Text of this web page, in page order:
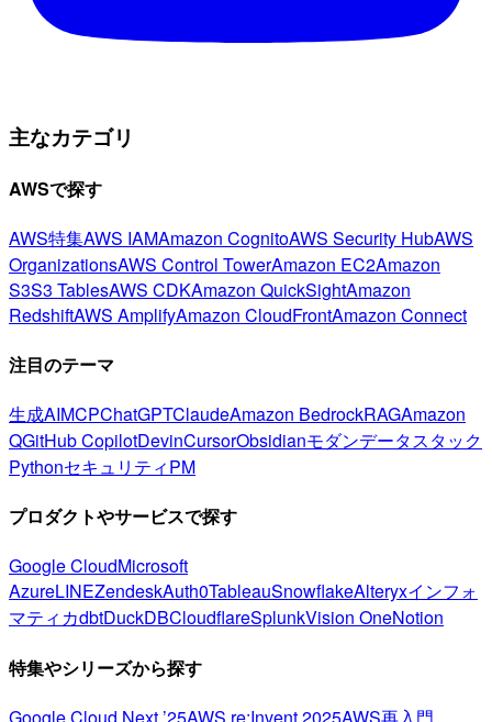
主なカテゴリ
AWSで探す
AWS特集AWS IAMAmazon CognitoAWS Security HubAWS
OrganizationsAWS Control TowerAmazon EC2Amazon
S3S3 TablesAWS CDKAmazon QuickSightAmazon
RedshiftAWS AmplifyAmazon CloudFrontAmazon Connect
注目のテーマ
生成AIMCPChatGPTClaudeAmazon BedrockRAGAmazon
QGitHub CopilotDevinCursorObsidianモダンデータスタック
PythonセキュリティPM
プロダクトやサービスで探す
Google CloudMicrosoft
AzureLINEZendeskAuth0TableauSnowflakeAlteryxインフォ
マティカdbtDuckDBCloudflareSplunkVision OneNotion
特集やシリーズから探す
Google Cloud Next ’25AWS re:Invent 2025AWS再入門